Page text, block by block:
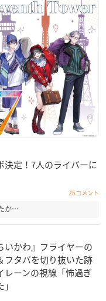
決定！7人のライバーに
26コメント
か…
いかわ』フライヤーの
フタバを切り抜いた跡
レーンの視線「怖過ぎ